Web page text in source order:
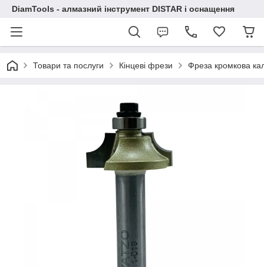
DiamTools - алмазний інструмент DISTAR і оснащення
Товари та послуги Кінцеві фрези Фреза кромкова